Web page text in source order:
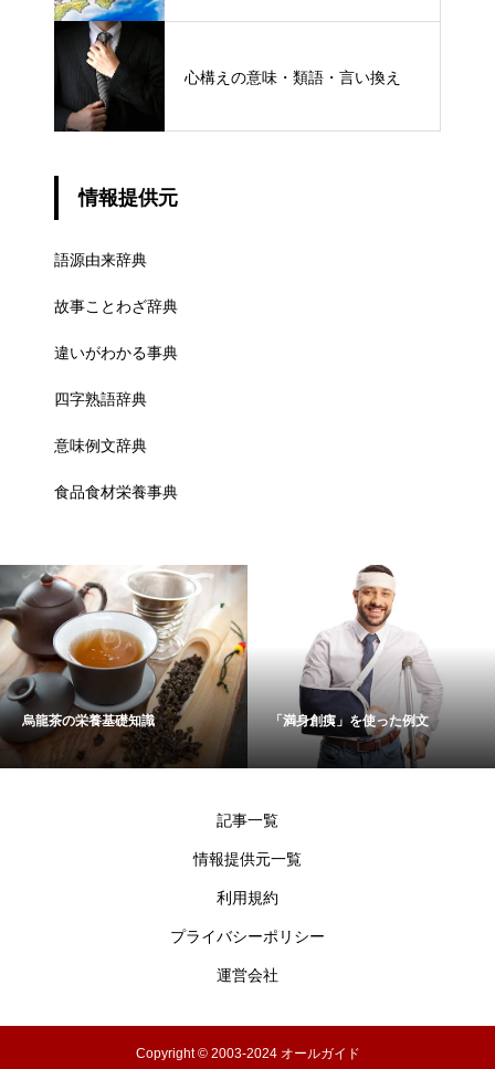
心構えの意味・類語・言い換え
情報提供元
語源由来辞典
故事ことわざ辞典
違いがわかる事典
四字熟語辞典
意味例文辞典
食品食材栄養事典
烏龍茶の栄養基礎知識 「満身創痍」を使った例文
記事一覧
情報提供元一覧
利用規約
プライバシーポリシー
運営会社
Copyright © 2003-2024 オールガイド